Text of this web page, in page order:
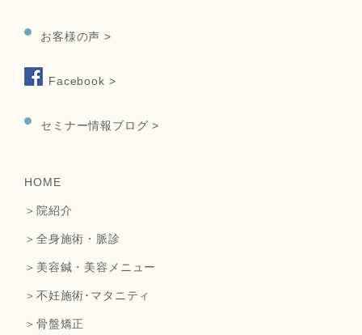
お客様の声 >
Facebook >
セミナー情報ブログ >
HOME
＞院紹介
＞全身施術・脈診
＞美容鍼・美容メニュー
＞不妊施術･マタニティ
＞骨盤矯正